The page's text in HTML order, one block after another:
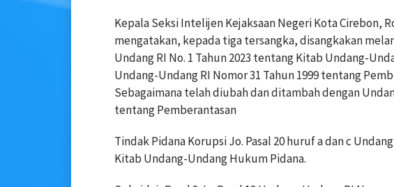
Kepala Seksi Intelijen Kejaksaan Negeri Kota Cirebon,
mengatakan, kepada tiga tersangka, disangkakan
Undang RI No. 1 Tahun 2023 tentang Kitab Undang-
Undang-Undang RI Nomor 31 Tahun 1999 tentang
Sebagaimana telah diubah dan ditambah dengan
tentang Pemberantasan
Tindak Pidana Korupsi Jo. Pasal 20 huruf a dan c
Kitab Undang-Undang Hukum Pidana.